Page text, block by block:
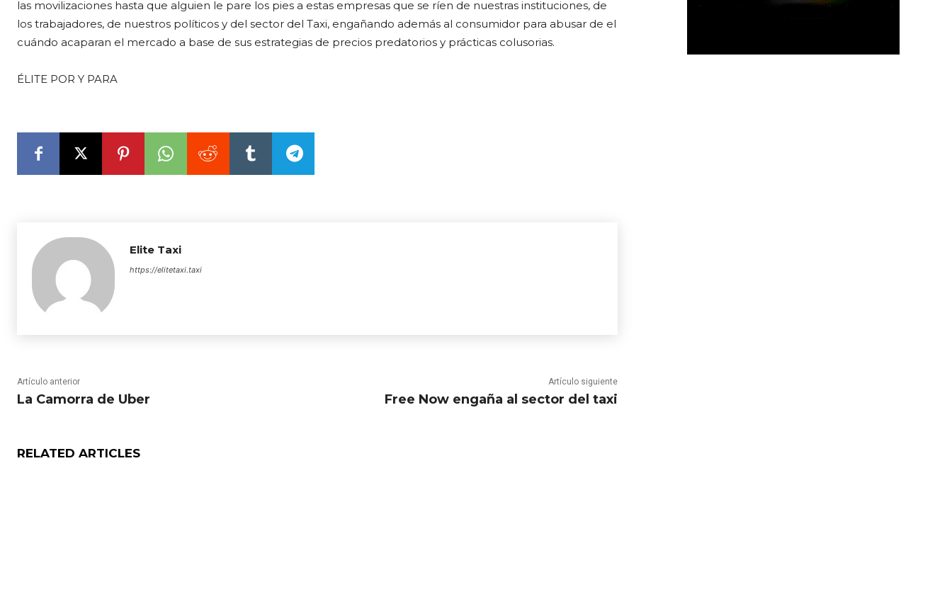
las movilizaciones hasta que alguien le pare los pies a estas empresas que se ríen de nuestras instituciones, de
los trabajadores, de nuestros políticos y del sector del Taxi, engañando además al consumidor para abusar de el
cuándo acaparan el mercado a base de sus estrategias de precios predatorios y prácticas colusorias.
ÉLITE POR Y PARA
Elite Taxi
https://elitetaxi.taxi
Artículo anterior
La Camorra de Uber
Artículo siguiente
Free Now engaña al sector del taxi
RELATED ARTICLES